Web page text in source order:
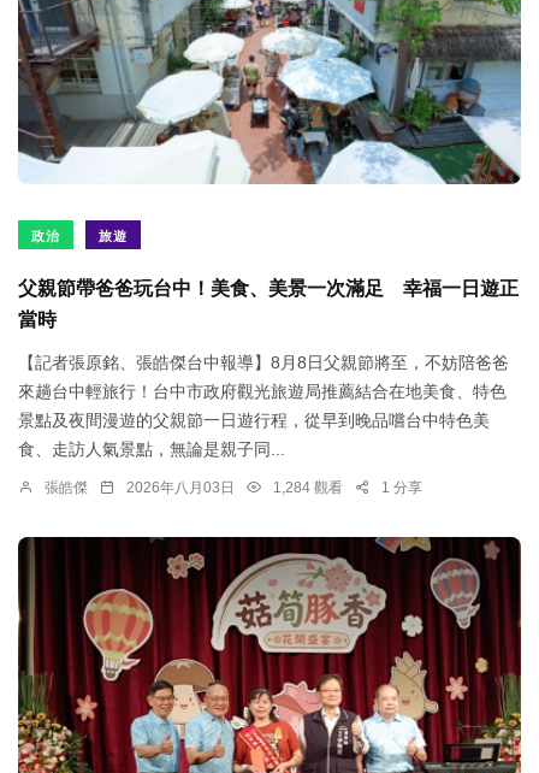
政治 旅遊
父親節帶爸爸玩台中！美食、美景一次滿足 幸福一日遊正
當時
【記者張原銘、張皓傑台中報導】8月8日父親節將至，不妨陪爸爸
來趟台中輕旅行！台中市政府觀光旅遊局推薦結合在地美食、特色
景點及夜間漫遊的父親節一日遊行程，從早到晚品嚐台中特色美
食、走訪人氣景點，無論是親子同...
張皓傑 2026年八月03日 1,284 觀看 1 分享